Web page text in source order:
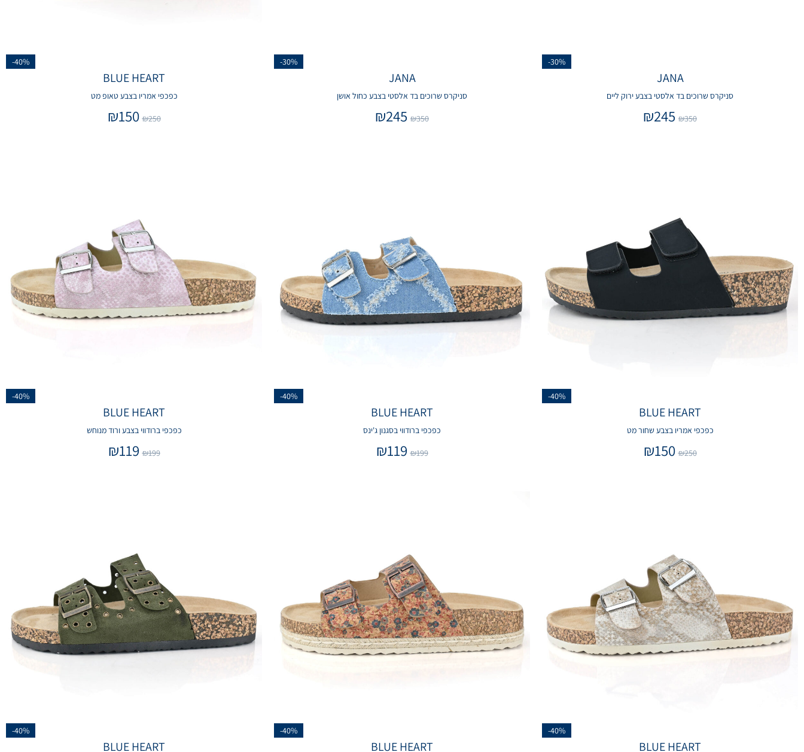
-30%
JANA
סניקרס שרוכים בד אלסטי בצבע ירוק ליים
₪350
₪245
-30%
JANA
סניקרס שרוכים בד אלסטי בצבע כחול אושן
₪350
₪245
-40%
BLUE HEART
כפכפי אמריו בצבע טאופ מט
₪250
₪150
-40%
BLUE HEART
כפכפי אמריו בצבע שחור מט
₪250
₪150
-40%
BLUE HEART
כפכפי ברודווי בסגנון ג'ינס
₪199
₪119
-40%
BLUE HEART
כפכפי ברודווי בצבע ורוד מנוחש
₪199
₪119
-40%
BLUE HEART
-40%
BLUE HEART
-40%
BLUE HEART